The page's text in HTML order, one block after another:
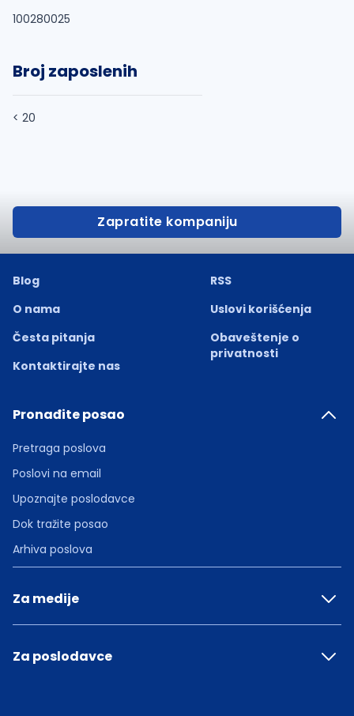
100280025
Broj zaposlenih
< 20
Zapratite kompaniju
Blog
O nama
Česta pitanja
Kontaktirajte nas
RSS
Uslovi korišćenja
Obaveštenje o
privatnosti
Pronađite posao
Pretraga poslova
Poslovi na email
Upoznajte poslodavce
Dok tražite posao
Arhiva poslova
Za medije
Za poslodavce